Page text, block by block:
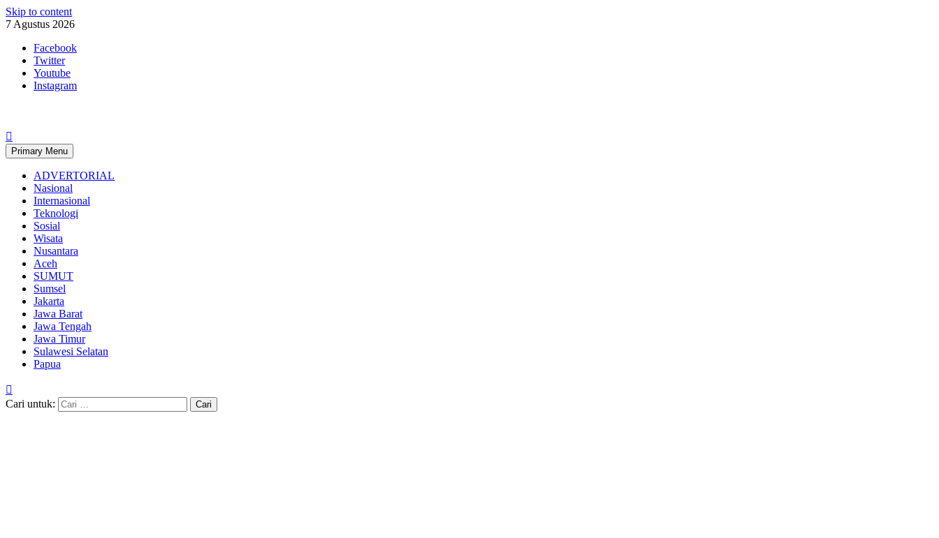
Skip to content
7 Agustus 2026
Facebook
Twitter
Youtube
Instagram
Primary Menu
ADVERTORIAL
Nasional
Internasional
Teknologi
Sosial
Wisata
Nusantara
Aceh
SUMUT
Sumsel
Jakarta
Jawa Barat
Jawa Tengah
Jawa Timur
Sulawesi Selatan
Papua
Cari untuk: